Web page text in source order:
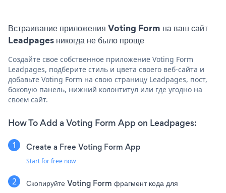
Встраивание приложения Voting Form на ваш сайт
Leadpages никогда не было проще
Создайте свое собственное приложение Voting Form
Leadpages, подберите стиль и цвета своего веб-сайта и
добавьте Voting Form на свою страницу Leadpages, пост,
боковую панель, нижний колонтитул или где угодно на
своем сайт.
How To Add a Voting Form App on Leadpages:
Create a Free Voting Form App
Start for free now
Скопируйте Voting Form фрагмент кода для